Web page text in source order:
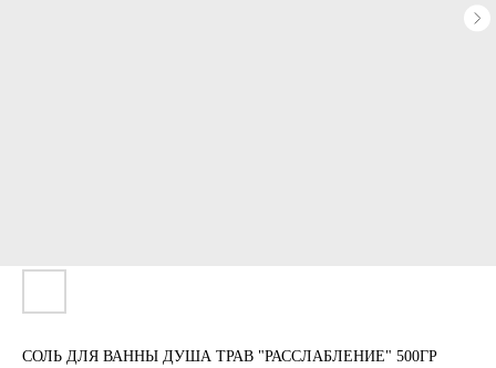
СОЛЬ ДЛЯ ВАННЫ ДУША ТРАВ "РАССЛАБЛЕНИЕ" 500ГР